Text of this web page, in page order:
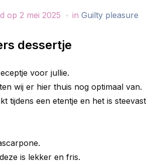
op 2 mei 2025 in Guilty pleasure
dessertje
voor jullie.
wij er hier thuis nog optimaal van.
tijdens een etentje en het is steevast
is lekker en fris.